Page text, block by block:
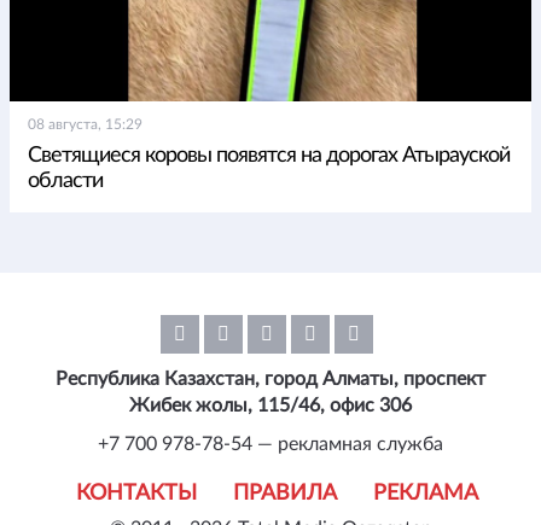
08 августа, 15:29
Светящиеся коровы появятся на дорогах Атырауской
области
КОНТАКТЫ ПРАВИЛА РЕКЛАМА
Республика Казахстан, город Алматы, проспект
Жибек жолы, 115/46, офис 306
+7 700 978-78-54 — рекламная служба